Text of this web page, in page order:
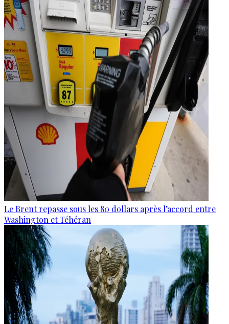
Le Brent repasse sous les 80 dollars après l’accord entre
Washington et Téhéran